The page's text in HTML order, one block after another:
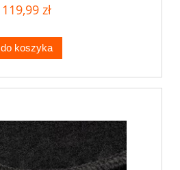
119,99 zł
do koszyka